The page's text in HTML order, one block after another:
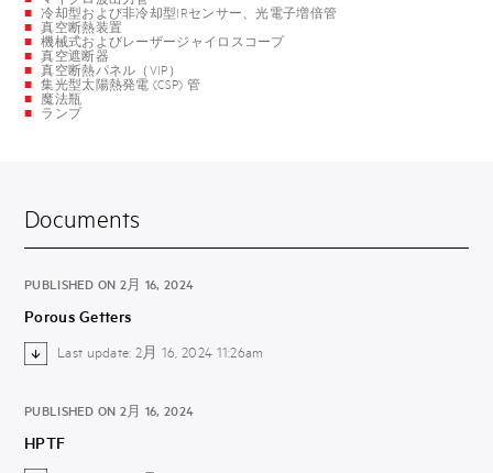
冷却型および非冷却型IRセンサー、光電子増倍管
真空断熱装置
機械式およびレーザージャイロスコープ
真空遮断器
真空断熱パネル（VIP）
集光型太陽熱発電 (CSP) 管
魔法瓶
ランプ
Documents
PUBLISHED ON 2月 16, 2024
Porous Getters
Last update: 2月 16, 2024 11:26am
PUBLISHED ON 2月 16, 2024
HPTF